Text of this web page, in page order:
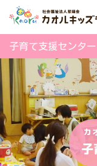
子育て支援センター
カ
子